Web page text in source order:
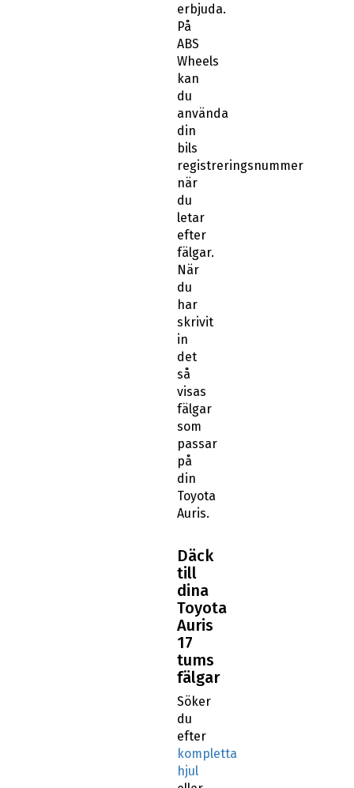
erbjuda.
På
ABS
Wheels
kan
du
använda
din
bils
registreringsnummer
när
du
letar
efter
fälgar.
När
du
har
skrivit
in
det
så
visas
fälgar
som
passar
på
din
Toyota
Auris.
Däck
till
dina
Toyota
Auris
17
tums
fälgar
Söker
du
efter
kompletta
hjul